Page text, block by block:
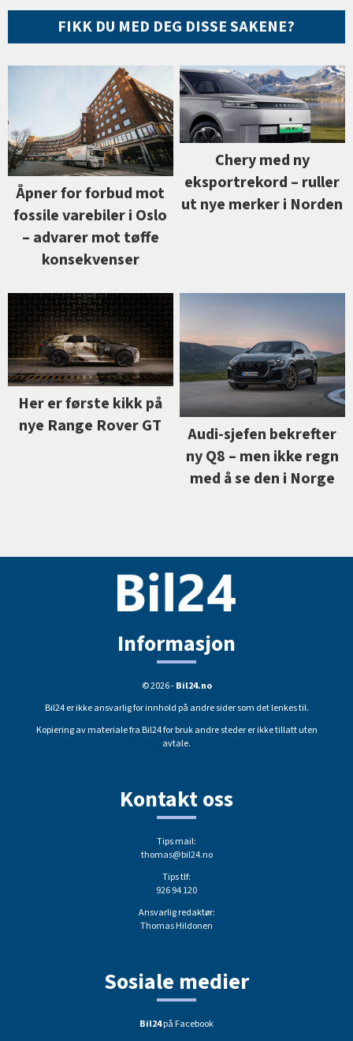
FIKK DU MED DEG DISSE SAKENE?
Åpner for forbud mot
fossile varebiler i Oslo
–⁠ advarer mot tøffe
konsekvenser
Chery med ny
eksportrekord –⁠ ruller
ut nye merker i Norden
Her er første kikk på
nye Range Rover GT
Audi-sjefen bekrefter
ny Q8 –⁠ men ikke regn
med å se den i Norge
Informasjon
© 2026 -Bil24.no
Bil24 er ikke ansvarlig for innhold på andre sider som det lenkes til.
Kopiering av materiale fra Bil24 for bruk andre steder er ikke tillatt uten
avtale.
Kontakt oss
Tips mail:
thomas@bil24.no
Tips tlf:
926 94 120
Ansvarlig redaktør:
Thomas Hildonen
Sosiale medier
Bil24på Facebook